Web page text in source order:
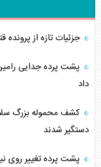
جزئیات تازه از پرونده قتل
پشت پرده جدایی
داد
دستگیر شدند
پشت پرده تغییر روی